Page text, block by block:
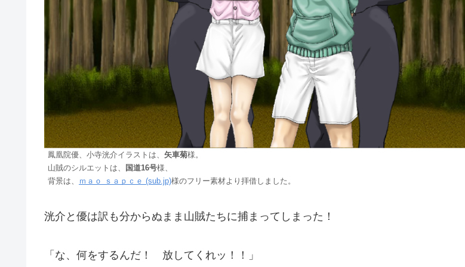
鳳凰院優、小寺洸介イラストは、 矢車菊様。
山賊のシルエットは、
国道16号様、
背景は、
ｍａｏ ｓａｐｃｅ (sub.jp)様のフリー素材より拝借しました。
洸介と優は訳も分からぬまま山賊たちに捕まってしまった！
「な、何をするんだ！ 放してくれッ！！」